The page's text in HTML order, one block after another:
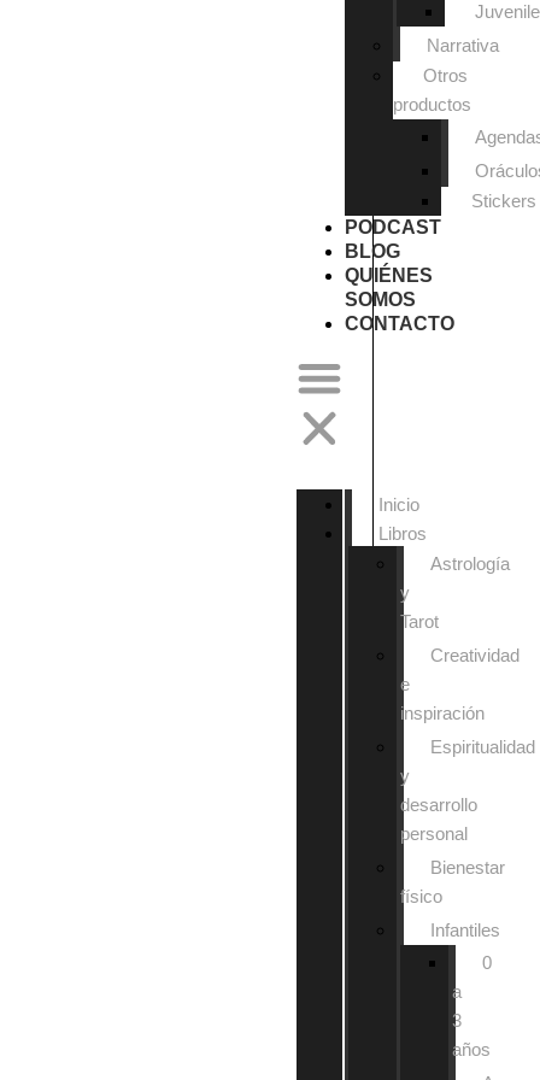
Narrativa
Otros
productos
Stickers
PODCAST
BLOG
QUIÉNES
SOMOS
CONTACTO
Inicio
Libros
Astrología
y
Tarot
Creatividad
e
inspiración
Espiritualidad
y
desarrollo
personal
Bienestar
físico
Infantiles
0
a
3
años